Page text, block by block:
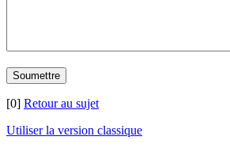
[0] Retour au sujet
Utiliser la version classique